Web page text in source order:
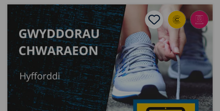
Gwyddorau Chwaraeon: Hyfforddi
Add to favourites
Dyddiad cyhoeddi: 2022 Add to favourites
Gwyddorau Chwaraeon: Hyfforddi
2.7K
Cymraeg Yn Unig
Tagiau
Chwaraeon
Prosiect Deunyddiau Dysgu Digidol